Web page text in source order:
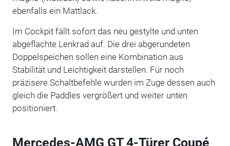
ebenfalls ein Mattlack.
Im Cockpit fällt sofort das neu gestylte und unten
abgeflachte Lenkrad auf. Die drei abgerundeten
Doppelspeichen sollen eine Kombination aus
Stabilität und Leichtigkeit darstellen. Für noch
präzisere Schaltbefehle wurden im Zuge dessen auch
gleich die Paddles vergrößert und weiter unten
positioniert.
Mercedes-AMG GT 4-Türer Coupé